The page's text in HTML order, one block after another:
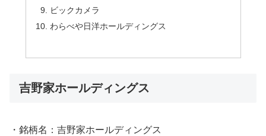
ビックカメラ
わらべや日洋ホールディングス
吉野家ホールディングス
・銘柄名：吉野家ホールディングス